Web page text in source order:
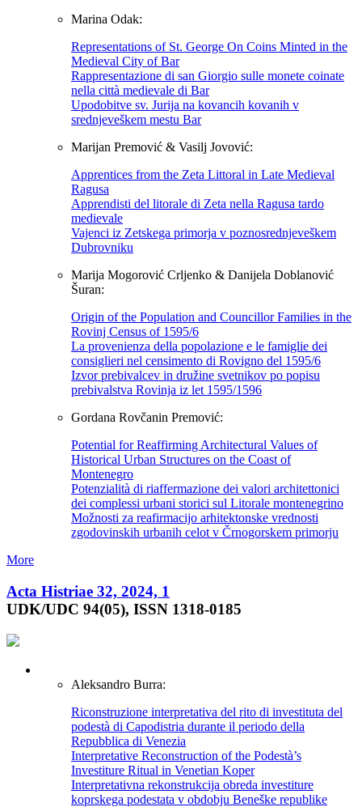
Marina Odak:
Representations of St. George On Coins Minted in the
Medieval City of Bar
Rappresentazione di san Giorgio sulle monete coinate
nella città medievale di Bar
Upodobitve sv. Jurija na kovancih kovanih v
srednjeveškem mestu Bar
Marijan Premović & Vasilj Jovović:
Apprentices from the Zeta Littoral in Late Medieval
Ragusa
Apprendisti del litorale di Zeta nella Ragusa tardo
medievale
Vajenci iz Zetskega primorja v poznosrednjeveškem
Dubrovniku
Marija Mogorović Crljenko & Danijela Doblanović
Šuran:
Origin of the Population and Councillor Families in the
Rovinj Census of 1595/6
La provenienza della popolazione e le famiglie dei
consiglieri nel censimento di Rovigno del 1595/6
Izvor prebivalcev in družine svetnikov po popisu
prebivalstva Rovinja iz let 1595/1596
Gordana Rovčanin Premović:
Potential for Reaffirming Architectural Values of
Historical Urban Structures on the Coast of
Montenegro
Potenzialità di riaffermazione dei valori architettonici
dei complessi urbani storici sul Litorale montenegrino
Možnosti za reafirmacijo arhitektonske vrednosti
zgodovinskih urbanih celot v Črnogorskem primorju
More
Acta Histriae 32, 2024, 1
UDK/UDC 94(05), ISSN 1318-0185
Aleksandro Burra:
Riconstruzione interpretativa del rito di investituta del
podestà di Capodistria durante il periodo della
Repubblica di Venezia
Interpretative Reconstruction of the Podestà’s
Investiture Ritual in Venetian Koper
Interpretativna rekonstrukcija obreda investiture
koprskega podestata v obdobju Beneške republike